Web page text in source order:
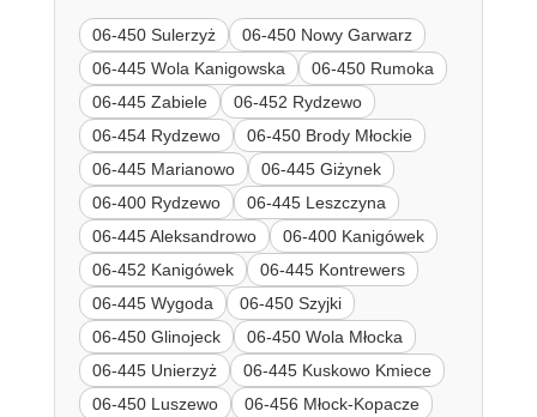
06-450 Sulerzyż
06-450 Nowy Garwarz
06-445 Wola Kanigowska
06-450 Rumoka
06-445 Zabiele
06-452 Rydzewo
06-454 Rydzewo
06-450 Brody Młockie
06-445 Marianowo
06-445 Giżynek
06-400 Rydzewo
06-445 Leszczyna
06-445 Aleksandrowo
06-400 Kanigówek
06-452 Kanigówek
06-445 Kontrewers
06-445 Wygoda
06-450 Szyjki
06-450 Glinojeck
06-450 Wola Młocka
06-445 Unierzyż
06-445 Kuskowo Kmiece
06-450 Luszewo
06-456 Młock-Kopacze